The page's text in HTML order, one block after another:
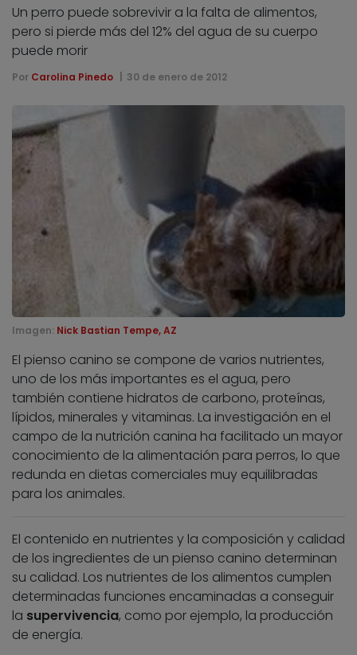
Un perro puede sobrevivir a la falta de alimentos,
pero si pierde más del 12% del agua de su cuerpo
puede morir
Por Carolina Pinedo 30 de enero de 2012
Imagen: Nick Bastian Tempe, AZ
El pienso canino se compone de varios nutrientes,
uno de los más importantes es el agua, pero
también contiene hidratos de carbono, proteínas,
lípidos, minerales y vitaminas. La investigación en el
campo de la nutrición canina ha facilitado un mayor
conocimiento de la alimentación para perros, lo que
redunda en dietas comerciales muy equilibradas
para los animales.
El contenido en nutrientes y la composición y calidad
de los ingredientes de un pienso canino determinan
su calidad. Los nutrientes de los alimentos cumplen
determinadas funciones encaminadas a conseguir
la supervivencia, como por ejemplo, la producción
de energía.